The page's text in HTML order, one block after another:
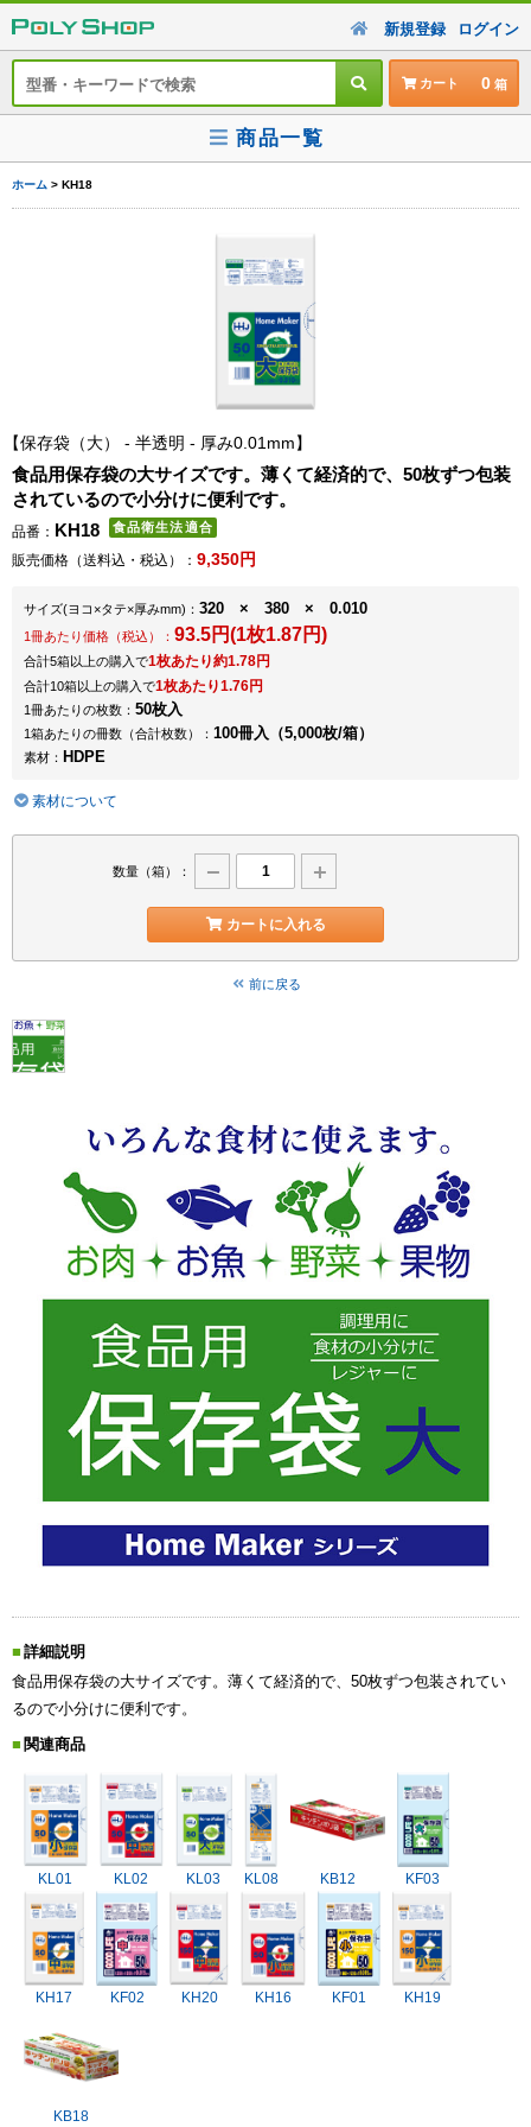
新規登録 ログイン
カート 0
商品一覧
ホーム > KH18
保存袋（大） - 半透明 - 厚み0.01mm
食品用保存袋の大サイズです。薄くて経済的で、50枚ずつ包装
されているので小分けに便利です。
品番： KH18
販売価格（送料込・税込）： 9,350円
サイズ(ヨコ×タテ×厚みmm) ： 320 × 380 × 0.010
1冊あたり価格（税込）： 93.5円(1枚1.87円)
合計5箱以上の購入で1枚あたり約1.78円
合計10箱以上の購入で1枚あたり1.76円
1冊あたりの枚数： 50枚入
1箱あたりの冊数（合計枚数）： 100冊入（5,000枚/箱）
素材： HDPE
素材について
数量（箱）：
カートに入れる
前に戻る
詳細説明
食品用保存袋の大サイズです。薄くて経済的で、50枚ずつ包装されてい
るので小分けに便利です。
関連商品
KL01 KL02 KL03 KL08 KB12 KF03
KH17 KF02 KH20 KH16 KF01 KH19
KB18